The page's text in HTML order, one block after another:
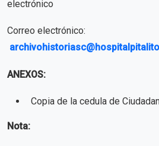
electrónico
Correo electrónico:
ANEXOS:
Copia de la cedula de
Nota: